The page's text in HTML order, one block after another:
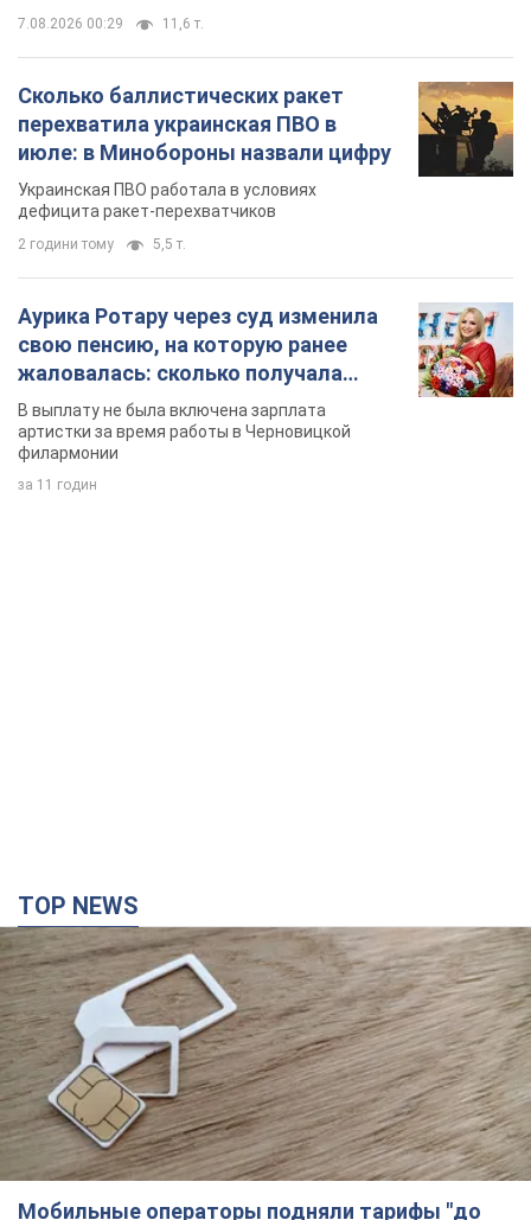
Аурика Ротару через суд изменила
свою пенсию, на которую ранее
жаловалась: сколько получала
певица
артистки за время работы в Черновицкой
филармонии
за 11 годин
Мобильные операторы подняли тарифы "до
предела", но качество связи ухудшилось:
стоит ли жаловаться на цены
Почему цены на мобильную связь выросли в разы и как
улучшить качество интернета в телефоне
5 годин тому 40,9 т.
"Работаем над тем, чтобы получить